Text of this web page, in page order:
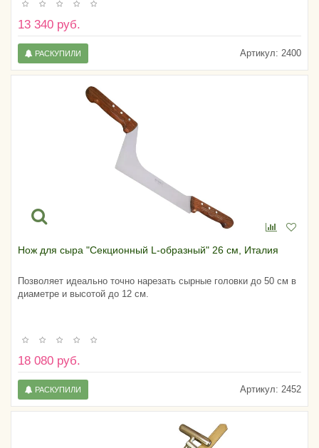
13 340 руб.
Артикул: 2400
РАСКУПИЛИ
Нож для сыра "Секционный L-образный" 26 см, Италия
Позволяет идеально точно нарезать сырные головки до 50 см в
диаметре и высотой до 12 см.
18 080 руб.
Артикул: 2452
РАСКУПИЛИ